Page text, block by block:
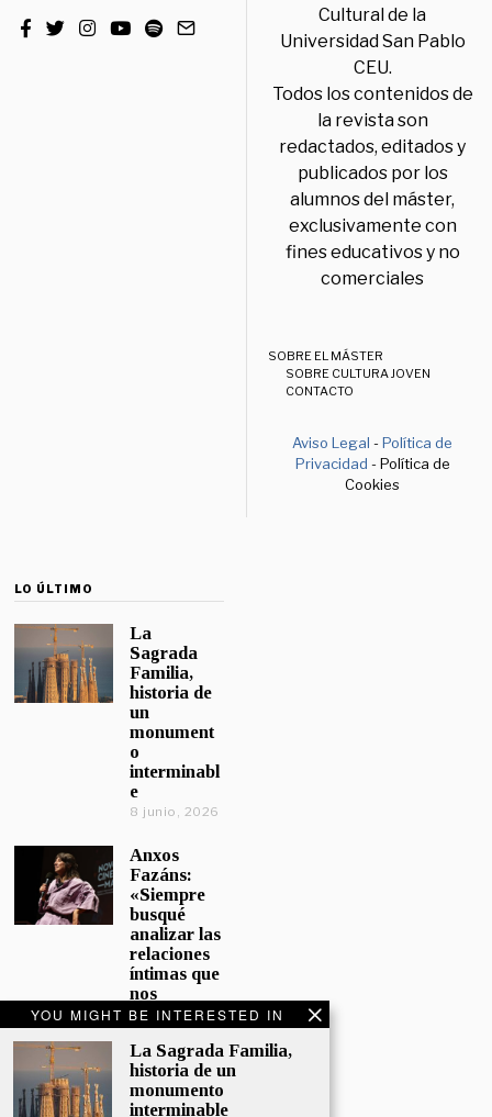
YOU MIGHT BE INTERESTED IN
La Sagrada Familia,
historia de un
monumento
interminable
Cultural de la
Universidad San Pablo
CEU.
Todos los contenidos de
la revista son
redactados, editados y
publicados por los
alumnos del máster,
exclusivamente con
fines educativos y no
comerciales
SOBRE EL MÁSTER
SOBRE CULTURA JOVEN
CONTACTO
Aviso Legal -Política de
Privacidad - Política de
Cookies
LO ÚLTIMO
La
Sagrada
Familia,
historia de
un
monument
o
interminabl
e
8 junio, 2026
Anxos
Fazáns:
«Siempre
busqué
analizar las
relaciones
íntimas que
nos
afectan»
El hijo de la
cómica, el